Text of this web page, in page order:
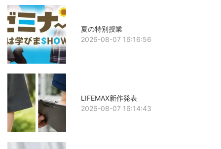
夏の特別授業
2026-08-07 16:16:56
LIFEMAX新作発表
2026-08-07 16:14:43